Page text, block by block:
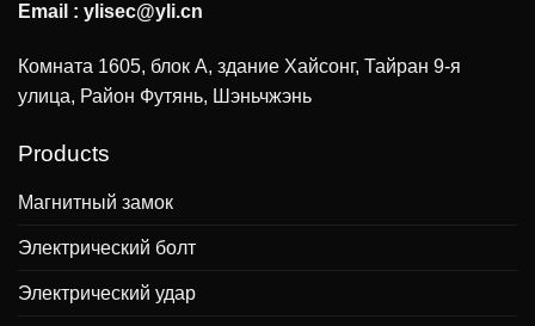
Email : ylisec@yli.cn
Комната 1605, блок А, здание Хайсонг, Тайран 9-я
улица, Район Футянь, Шэньчжэнь
Products
Магнитный замок
Электрический болт
Электрический удар